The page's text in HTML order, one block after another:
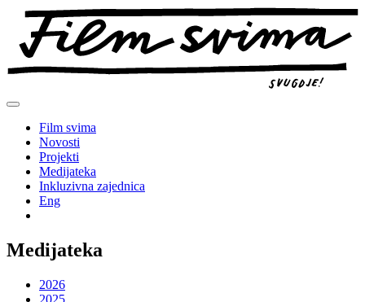
Preskoči
sadržaj
Film svima
Novosti
Projekti
Medijateka
Inkluzivna zajednica
Eng
Medijateka
2026
2025